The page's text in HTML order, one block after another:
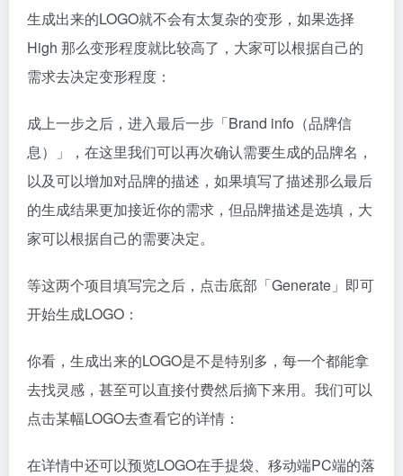
生成出来的LOGO就不会有太复杂的变形，如果选择
High 那么变形程度就比较高了，大家可以根据自己的
需求去决定变形程度：
成上一步之后，进入最后一步「Brand info（品牌信
息）」，在这里我们可以再次确认需要生成的品牌名，
以及可以增加对品牌的描述，如果填写了描述那么最后
的生成结果更加接近你的需求，但品牌描述是选填，大
家可以根据自己的需要决定。
等这两个项目填写完之后，点击底部「Generate」即可
开始生成LOGO：
你看，生成出来的LOGO是不是特别多，每一个都能拿
去找灵感，甚至可以直接付费然后摘下来用。我们可以
点击某幅LOGO去查看它的详情：
在详情中还可以预览LOGO在手提袋、移动端PC端的落